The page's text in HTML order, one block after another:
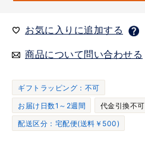
お気に入りに追加する
商品について問い合わせる
ギフトラッピング：不可
お届け日数1～2週間
代金引換不可
配送区分：宅配便(送料￥500)